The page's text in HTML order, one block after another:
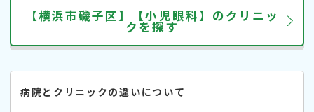
【横浜市磯子区】【小児眼科】のクリニッ
クを探す
病院とクリニックの違いについて